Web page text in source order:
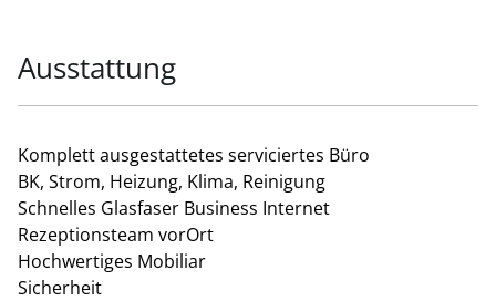
Bürolösung ab € 240 / Monat / Arbeitsplatz - (inklusive
Services plus rund 150m² Allgemeinflächen)
Betreiber weiter, er wird sich anschließend für ein
maßgeschneidertes Angebot bei Ihnen melden.
Ausstattung
Komplett ausgestattetes serviciertes Büro
BK, Strom, Heizung, Klima, Reinigung
Schnelles Glasfaser Business Internet
Rezeptionsteam vorOrt
Hochwertiges Mobiliar
Sicherheit